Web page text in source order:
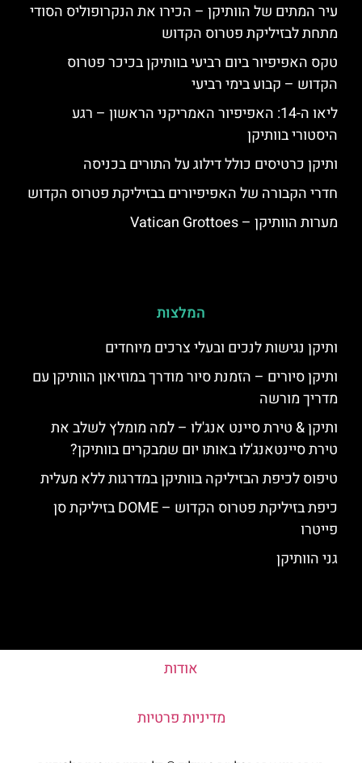
עיר המתים של הוותיקן – הכירו את הנקרופוליס הסודי
מתחת לבזיליקת פטרוס הקדוש
טקס האפיפיור ביום רביעי בוותיקן בכיכר פטרוס
הקדוש – קבוע בימי רביעי
ליאו ה-14: האפיפיור האמריקני הראשון – רגע
היסטורי בוותיקן
ותיקן כרטיסים כולל דילוג על התורים בכניסה
חדרי הקבורה של האפיפיורים בבזיליקת פטרוס הקדוש
מערות הוותיקן – Vatican Grottoes
המלצות
ותיקן נגישות לנכים ובעלי צרכים מיוחדים
ותיקן סיורים – הזמנת סיור מודרך במוזיאון הוותיקן עם
מדריך מורשה
ותיקן & טירת סיינט אנג'לו – למה מומלץ לשלב את
טירת סיינטאנג'לו באותו יום שמבקרים בוותיקן?
טיפוס לכיפת הבזיליקה בוותיקן במדרגות ללא מעלית
כיפת בזיליקת פטרוס הקדוש – DOME בזיליקת סן
פייטרו
גני הוותיקן
אודות
מדיניות פרטיות